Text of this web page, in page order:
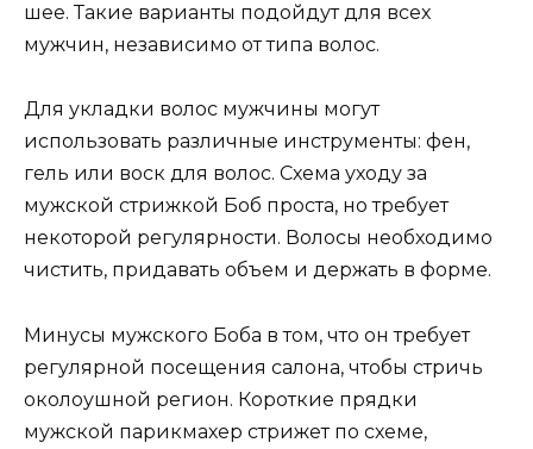
шее. Такие варианты подойдут для всех
мужчин, независимо от типа волос.
Для укладки волос мужчины могут
использовать различные инструменты: фен,
гель или воск для волос. Схема уходу за
мужской стрижкой Боб проста, но требует
некоторой регулярности. Волосы необходимо
чистить, придавать объем и держать в форме.
Минусы мужского Боба в том, что он требует
регулярной посещения салона, чтобы стричь
околоушной регион. Короткие прядки
мужской парикмахер стрижет по схеме,